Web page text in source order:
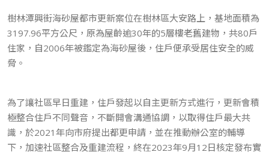
樹林潭興街海砂屋都市更新案位在樹林區大安路上，基地面積為
3197.96平方公尺，原為屋齡逾30年的5層樓老舊建物，共80戶
住家，自2006年被鑑定為海砂屋後，住戶便承受居住安全的威
脅。
為了讓社區早日重建，住戶發起以自主更新方式進行，更新會積
極整合住戶不同聲音，不斷開會溝通協調，以取得住戶最大共
識，於2021年向市府提出都更申請，並在推動辦公室的輔導
下，加速社區整合及重建流程，終在2023年9月12日核定發布實